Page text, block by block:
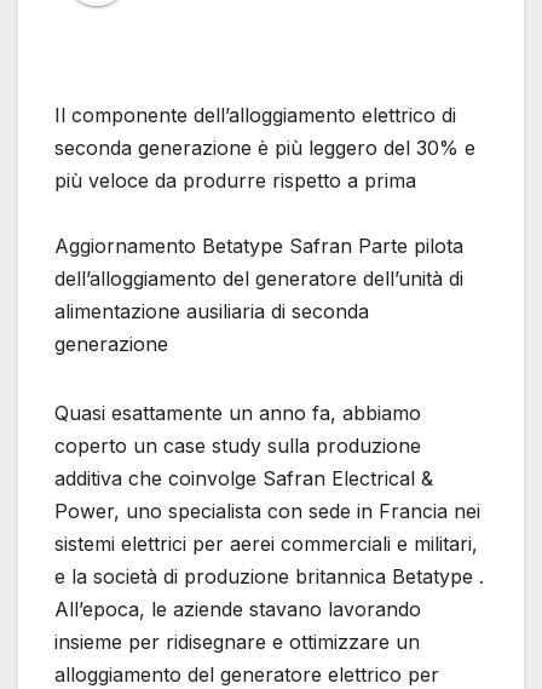
Il componente dell’alloggiamento elettrico di
seconda generazione è più leggero del 30% e
più veloce da produrre rispetto a prima
Aggiornamento Betatype Safran Parte pilota
dell’alloggiamento del generatore dell’unità di
alimentazione ausiliaria di seconda
generazione
Quasi esattamente un anno fa, abbiamo
coperto un case study sulla produzione
additiva che coinvolge Safran Electrical &
Power, uno specialista con sede in Francia nei
sistemi elettrici per aerei commerciali e militari,
e la società di produzione britannica Betatype .
All’epoca, le aziende stavano lavorando
insieme per ridisegnare e ottimizzare un
alloggiamento del generatore elettrico per